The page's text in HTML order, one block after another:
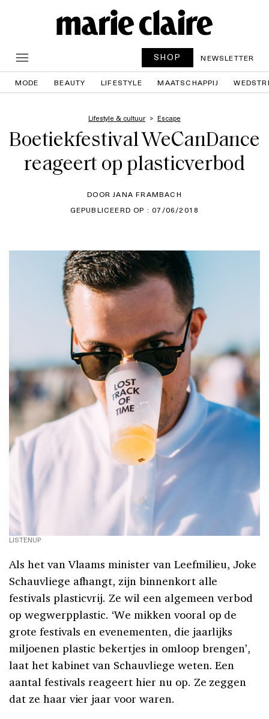
SHOP NEWSLETTER
MODE BEAUTY LIFESTYLE MAATSCHAPPIJ
Lifestyle & cultuur Escape
Boetiekfestival WeCanDance
reageert op plasticverbod
DOOR JANA FRAMBACH
GEPUBLICEERD OP : 07/06/2018
LISTENUP
Als het van Vlaams minister van Leefmilieu, Joke
Schauvliege afhangt, zijn binnenkort alle
festivals plasticvrij. Ze wil een algemeen verbod
op wegwerpplastic. ‘We mikken vooral op de
grote festivals en evenementen, die jaarlijks
miljoenen plastic bekertjes in omloop brengen’,
laat het kabinet van Schauvliege weten. Een
aantal festivals reageert hier nu op. Ze zeggen
dat ze haar vier jaar voor waren.